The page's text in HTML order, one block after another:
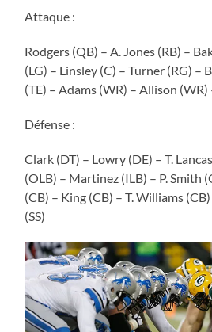
Attaque :
Rodgers (QB) – A. Jones (RB) –
(LG) – Linsley (C) – Turner (RG) –
(TE) – Adams (WR) – Allison (WR)
Défense :
Clark (DT) – Lowry (DE) – T.
(OLB) – Martinez (ILB) – P. Smith
(CB) – King (CB) – T. Williams
(SS)